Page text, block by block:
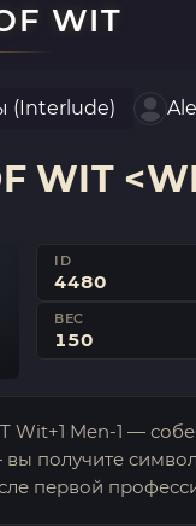
WIT
(Interlude)
WIT
ID
4480
ВЕС
150
Wit+1 Men-1 —
получите
первой